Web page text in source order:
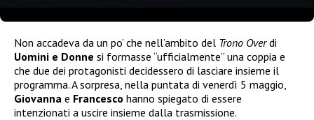
Non accadeva da un po’ che nell’ambito del Trono Overdi
Uomini e Donne si formasse “ufficialmente” una coppia e
che due dei protagonisti decidessero di lasciare insieme il
programma. A sorpresa, nella puntata di venerdì 5 maggio,
Giovanna e Francesco hanno spiegato di essere
intenzionati a uscire insieme dalla trasmissione.